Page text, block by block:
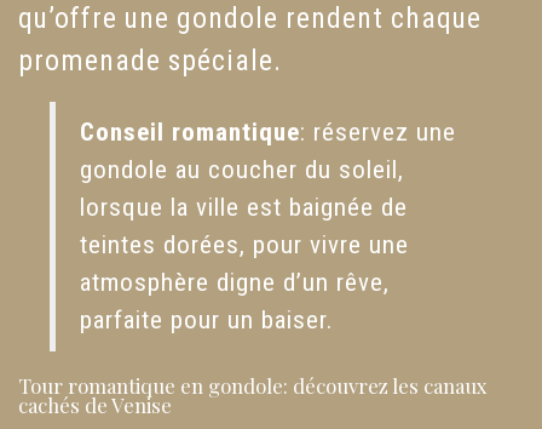
qu’offre une gondole rendent chaque
promenade spéciale.
Conseil romantique: réservez une
gondole au coucher du soleil,
lorsque la ville est baignée de
teintes dorées, pour vivre une
atmosphère digne d’un rêve,
parfaite pour un baiser.
Tour romantique en gondole: découvrez les canaux
cachés de Venise